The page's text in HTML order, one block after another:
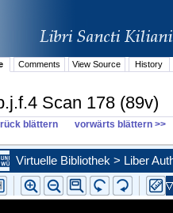
Comments View Source History
Scan 178 (89v)
blättern vorwärts blättern >>